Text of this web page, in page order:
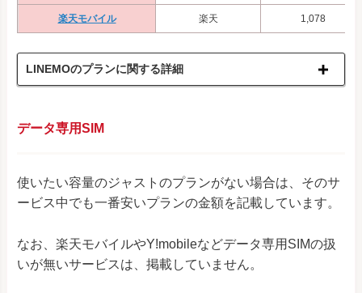
楽天モバイル 楽天 1,078
LINEMOのプランに関する詳細
データ専用SIM
使いたい容量のジャストのプランがない場合は、そのサ
ービス中でも一番安いプランの金額を記載しています。
なお、楽天モバイルやY!mobileなどデータ専用SIMの扱
いが無いサービスは、掲載していません。